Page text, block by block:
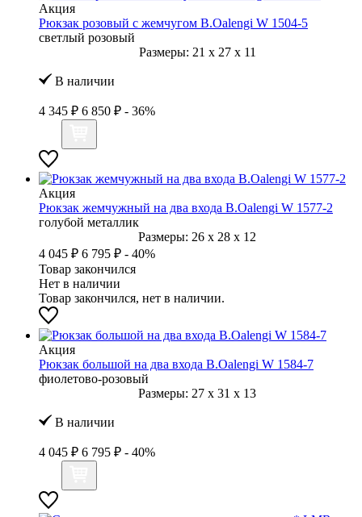
Акция
Рюкзак розовый с жемчугом B.Oalengi W 1504-5
светлый розовый
Размеры: 21 x 27 x 11
В наличии
4 345 ₽ 6 850 ₽ - 36%
Акция
Рюкзак жемчужный на два входа B.Oalengi W 1577-2
голубой металлик
Размеры: 26 x 28 x 12
4 045 ₽ 6 795 ₽ - 40%
Товар закончился
Нет в наличии
Товар закончился, нет в наличии.
Акция
Рюкзак большой на два входа B.Oalengi W 1584-7
фиолетово-розовый
Размеры: 27 x 31 x 13
В наличии
4 045 ₽ 6 795 ₽ - 40%